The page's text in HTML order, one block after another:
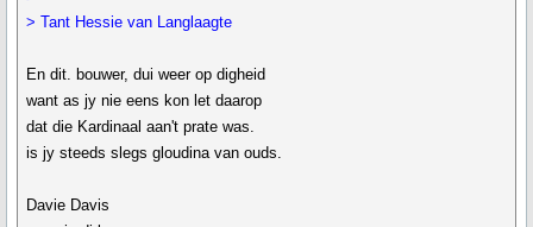
> Tant Hessie van Langlaagte
En dit. bouwer, dui weer op digheid
want as jy nie eens kon let daarop
dat die Kardinaal aan't prate was.
is jy steeds slegs gloudina van ouds.
Davie Davis